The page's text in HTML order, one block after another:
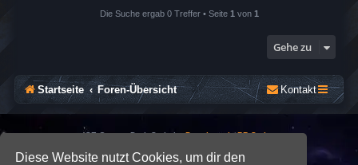
Diese Website nutzt Cookies, um dir den
Die Suche ergab 0 Treffer • Seite 1 von 1
Gehe zu
Startseite Foren-Übersicht Kontakt
*SE Gamer: Dark Style byPremium phpBB Styles